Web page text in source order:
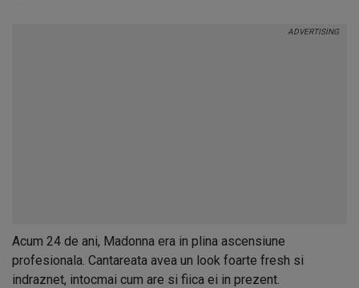
Acum 24 de ani, Madonna era in plina ascensiune
profesionala. Cantareata avea un look foarte fresh si
indraznet, intocmai cum are si fiica ei in prezent.